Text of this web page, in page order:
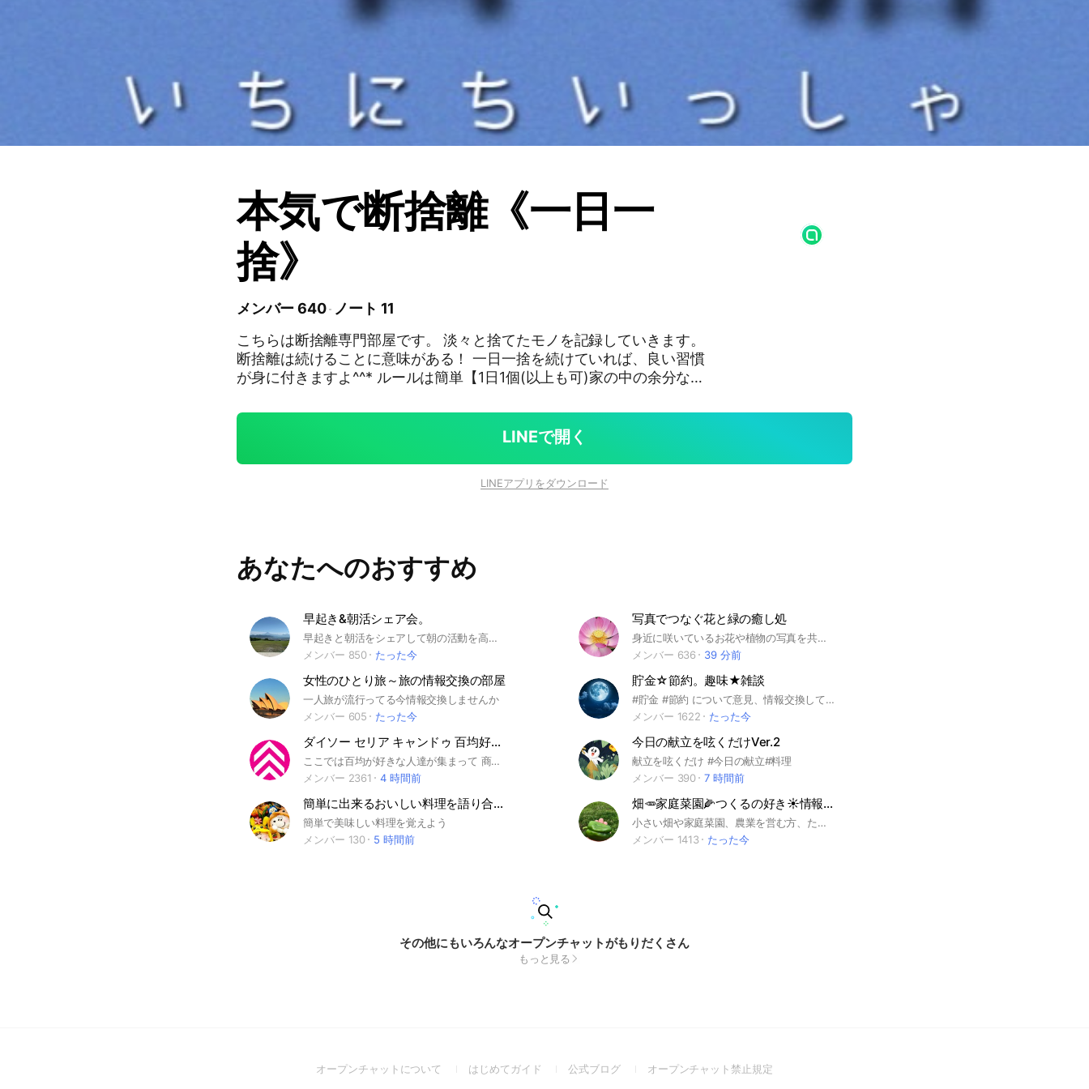
本気で断捨離《一日一
捨》
メンバー 640
ノート 11
こちらは断捨離専門部屋です。 淡々と捨てたモノを記録していきます。
断捨離は続けることに意味がある！ 一日一捨を続けていれば、良い習慣
が身に付きますよ^^* ルールは簡単【1日1個(以上も可)家の中の余分な何
う、雑談・会話は禁止にしています。 (*｣´□`)｣ 本気で断捨離をしたい
方、いつも途中で挫けてしまう方、なかなかスイッチが入らない方〜‼︎
無い暮らし✨ストレスを感じない気持ち良い暮らし✨ #断捨離 #一日一
LINEで開く
LINEアプリをダウンロード
あなたへのおすすめ
早起き&朝活シェア会。
早起きと朝活をシェアして朝の活動を高めましょう☀️！
メンバー 850
たった今
写真でつなぐ花と緑の癒し処
身近に咲いているお花や植物の写真を共有して、みんなで“世界に1つだけの植物園”を作り癒やされましょう。見るだけの方もモチロン大歓迎👀 必ず大事なノートは確認してください！ #植物 #花 #観葉植物 #多肉植物 #ガーデニング
メンバー 636
39 分前
女性のひとり旅～旅の情報交換の部屋
一人旅が流行ってる今情報交換しませんか
メンバー 605
たった今
貯金☆節約。趣味★雑談
#貯金 #節約 について意見、情報交換してます！ #みんなで楽しく盛り上がりましょう！！
メンバー 1622
たった今
ダイソー セリア キャンドゥ 百均好き集まれ！
ここでは百均が好きな人達が集まって 商品紹介 質問 雑談 などを和気あいあいとして楽しむオープンチャットルームです。 又「fjxgr」などの不規則なアルファベットを名前に使用しないようにお願い致します。 もしも使用して入室来てきた場合荒らしとみなし強制退会処分とさせていただきます。
メンバー 2361
4 時間前
今日の献立を呟くだけVer.2
献立を呟くだけ #今日の献立#料理
メンバー 390
7 時間前
簡単に出来るおいしい料理を語り合おう（全国版だから知らないメニューもあり）女性限定
簡単で美味しい料理を覚えよう
メンバー 130
5 時間前
畑🥕家庭菜園🌽つくるの好き☀️情報交換トーク☀️
小さい畑や家庭菜園、農業を営む方、たちのお話し場😊☀️ 独り言でもオッケー🌼畑関係のお話😊なんでも話しましょう🌈 関係のないお話はほどほどに💙 他人を傷付けたり嫌な思いをさせるような方はご遠慮いたします✨ 新しくお入りになった方は是非ノートという機能がございますので、そちらへの記入をおねがいします👌😊 💙目指せメンバー1000人💙 他人の発言によって気分を害してしまったり、イヤな気分になってしまった方は一切の責任は負いかねますので、遠慮なくご退出ください😊 またのお越しをお待ちしております🥳 気軽に意見交換しましょ✨ #農業#畑#百姓#家庭菜園#自給自足
メンバー 1413
たった今
その他にもいろんなオープンチャットがもりだくさん
もっと見る
オープンチャットについて
(Openはじめてガイド
(Open公式ブログ
(Openオープンチャット禁止規定(Open